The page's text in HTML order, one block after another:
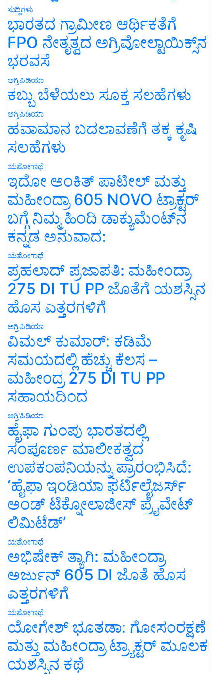
ಸುದ್ದಿಗಳು
ಭಾರತದ ಗ್ರಾಮೀಣ ಆರ್ಥಿಕತೆಗೆ
FPO ನೇತೃತ್ವದ ಅಗ್ರಿವೋಲ್ಟಾಯಿಕ್ಸ್‌ನ
ಭರವಸೆ
ಅಗ್ರಿಪಿಡಿಯಾ
ಕಬ್ಬು ಬೆಳೆಯಲು ಸೂಕ್ತ ಸಲಹೆಗಳು
ಅಗ್ರಿಪಿಡಿಯಾ
ಹವಾಮಾನ ಬದಲಾವಣೆಗೆ ತಕ್ಕ ಕೃಷಿ
ಸಲಹೆಗಳು
ಯಶೋಗಾಥೆ
ಇದೋ ಅಂಕಿತ್ ಪಾಟೀಲ್ ಮತ್ತು
ಮಹೀಂದ್ರಾ 605 NOVO ಟ್ರಾಕ್ಟರ್
ಬಗ್ಗೆ ನಿಮ್ಮ ಹಿಂದಿ ಡಾಕ್ಯುಮೆಂಟ್‌ನ
ಕನ್ನಡ ಅನುವಾದ:
ಯಶೋಗಾಥೆ
ಪ್ರಹಲಾದ್ ಪ್ರಜಾಪತಿ: ಮಹೀಂದ್ರಾ
275 DI TU PP ಜೊತೆಗೆ ಯಶಸ್ಸಿನ
ಹೊಸ ಎತ್ತರಗಳಿಗೆ
ಅಗ್ರಿಪಿಡಿಯಾ
ವಿಮಲ್ ಕುಮಾರ್: ಕಡಿಮೆ
ಸಮಯದಲ್ಲಿ ಹೆಚ್ಚು ಕೆಲಸ –
ಮಹೀಂದ್ರ 275 DI TU PP
ಸಹಾಯದಿಂದ
ಅಗ್ರಿಪಿಡಿಯಾ
ಹೈಫಾ ಗುಂಪು ಭಾರತದಲ್ಲಿ
ಸಂಪೂರ್ಣ ಮಾಲೀಕತ್ವದ
ಉಪಕಂಪನಿಯನ್ನು ಪ್ರಾರಂಭಿಸಿದೆ:
‘ಹೈಫಾ ಇಂಡಿಯಾ ಫರ್ಟಿಲೈಜರ್ಸ್
ಅಂಡ್ ಟೆಕ್ನೋಲಾಜೀಸ್ ಪ್ರೈವೇಟ್
ಲಿಮಿಟೆಡ್’
ಯಶೋಗಾಥೆ
ಅಭಿಷೇಕ್ ತ್ಯಾಗಿ: ಮಹೀಂದ್ರಾ
ಅರ್ಜುನ್ 605 DI ಜೊತೆ ಹೊಸ
ಎತ್ತರಗಳಿಗೆ
ಯಶೋಗಾಥೆ
ಯೋಗೇಶ್ ಭೂತಡಾ: ಗೋಸಂರಕ್ಷಣೆ
ಮತ್ತು ಮಹೀಂದ್ರಾ ಟ್ರ್ಯಾಕ್ಟರ್ ಮೂಲಕ
ಯಶಸ್ಸಿನ ಕಥೆ